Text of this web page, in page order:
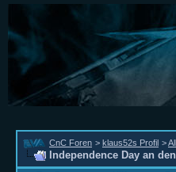
CnC Foren > klaus52s Profil >
Independence Day an